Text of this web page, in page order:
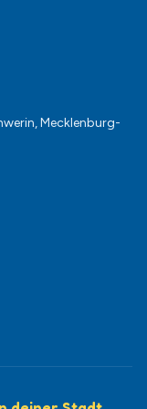
Mecklenburg-